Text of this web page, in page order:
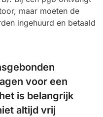
maar moeten de
ingehuurd en betaald
voor een
is belangrijk
altijd vrij